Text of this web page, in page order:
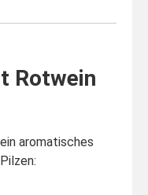
Rotwein
aromatisches